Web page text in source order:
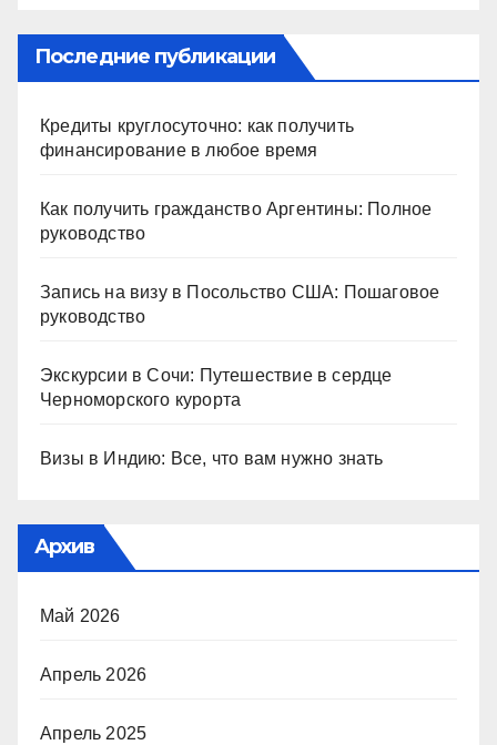
Последние публикации
Кредиты круглосуточно: как получить
финансирование в любое время
Как получить гражданство Аргентины: Полное
руководство
Запись на визу в Посольство США: Пошаговое
руководство
Экскурсии в Сочи: Путешествие в сердце
Черноморского курорта
Визы в Индию: Все, что вам нужно знать
Архив
Май 2026
Апрель 2026
Апрель 2025